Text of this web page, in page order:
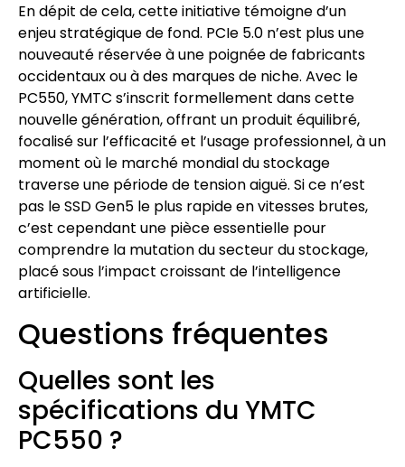
En dépit de cela, cette initiative témoigne d’un
enjeu stratégique de fond. PCIe 5.0 n’est plus une
nouveauté réservée à une poignée de fabricants
occidentaux ou à des marques de niche. Avec le
PC550, YMTC s’inscrit formellement dans cette
nouvelle génération, offrant un produit équilibré,
focalisé sur l’efficacité et l’usage professionnel, à un
moment où le marché mondial du stockage
traverse une période de tension aiguë. Si ce n’est
pas le SSD Gen5 le plus rapide en vitesses brutes,
c’est cependant une pièce essentielle pour
comprendre la mutation du secteur du stockage,
placé sous l’impact croissant de l’intelligence
artificielle.
Questions fréquentes
Quelles sont les
spécifications du YMTC
PC550 ?